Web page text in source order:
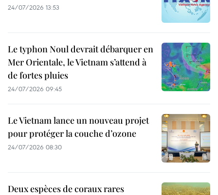
24/07/2026 13:53
Le typhon Noul devrait débarquer en
Mer Orientale, le Vietnam s’attend à
de fortes pluies
24/07/2026 09:45
Le Vietnam lance un nouveau projet
pour protéger la couche d’ozone
24/07/2026 08:30
Deux espèces de coraux rares